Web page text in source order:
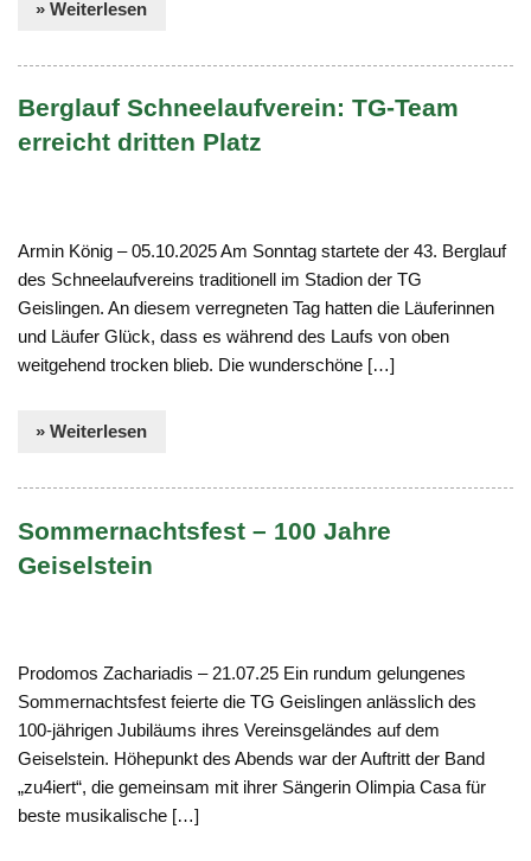
» Weiterlesen
Berglauf Schneelaufverein: TG-Team
erreicht dritten Platz
Armin König – 05.10.2025 Am Sonntag startete der 43. Berglauf
des Schneelaufvereins traditionell im Stadion der TG
Geislingen. An diesem verregneten Tag hatten die Läuferinnen
und Läufer Glück, dass es während des Laufs von oben
weitgehend trocken blieb. Die wunderschöne […]
» Weiterlesen
Sommernachtsfest – 100 Jahre
Geiselstein
Prodomos Zachariadis – 21.07.25 Ein rundum gelungenes
Sommernachtsfest feierte die TG Geislingen anlässlich des
100-jährigen Jubiläums ihres Vereinsgeländes auf dem
Geiselstein. Höhepunkt des Abends war der Auftritt der Band
„zu4iert“, die gemeinsam mit ihrer Sängerin Olimpia Casa für
beste musikalische […]